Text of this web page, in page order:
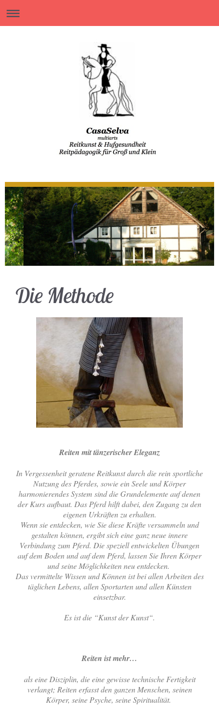
Die Methode
Reiten mit tänzerischer Eleganz
In Vergessenheit geratene Reitkunst durch die rein sportliche
Nutzung des Pferdes, sowie ein Seele und Körper
harmonierendes System sind die Grundelemente auf denen
der Kurs aufbaut. Das Pferd hilft dabei, den Zugang zu den
eigenen Urkräften zu erhalten.
Wenn sie entdecken, wie Sie diese Kräfte versammeln und
gestalten können, ergibt sich eine ganz neue innere
Verbindung zum Pferd. Die speziell entwickelten Übungen
auf dem Boden und auf dem Pferd, lassen Sie Ihren Körper
und seine Möglichkeiten neu entdecken.
Das vermittelte Wissen und Können ist bei allen Arbeiten des
täglichen Lebens, allen Sportarten und allen Künsten
einsetzbar.
Es ist die “Kunst der Kunst“.
Reiten ist mehr…
als eine Disziplin, die eine gewisse technische Fertigkeit
verlangt; Reiten erfasst den ganzen Menschen, seinen
Körper, seine Psyche, seine Spiritualität.